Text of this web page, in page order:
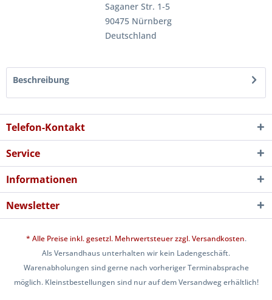
Saganer Str. 1-5
90475 Nürnberg
Deutschland
Beschreibung
Telefon-Kontakt
Service
Informationen
Newsletter
* Alle Preise inkl. gesetzl. Mehrwertsteuer zzgl.Versandkosten.
Als Versandhaus unterhalten wir kein Ladengeschäft.
Warenabholungen sind gerne nach vorheriger Terminabsprache
möglich. Kleinstbestellungen sind nur auf dem Versandweg erhältlich!